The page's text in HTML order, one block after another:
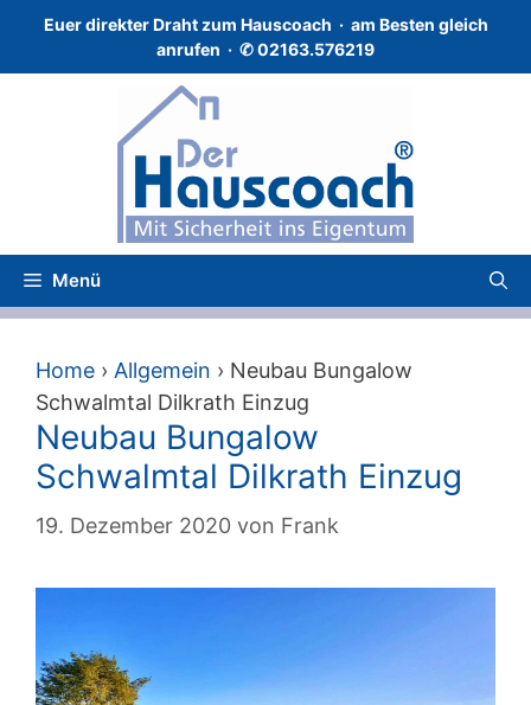
springen
Euer direkter Draht zum Hauscoach · am Besten gleich
anrufen · ✆02163.576219
Menü
Home › Allgemein › Neubau Bungalow
Schwalmtal Dilkrath Einzug
Neubau Bungalow
Schwalmtal Dilkrath Einzug
19. Dezember 2020 von Frank